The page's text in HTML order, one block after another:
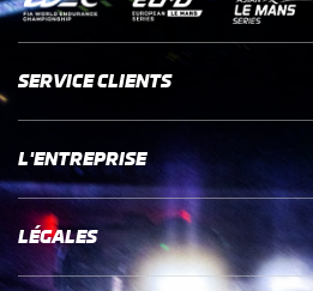
SERVICE CLIENTS
L'ENTREPRISE
LÉGALES